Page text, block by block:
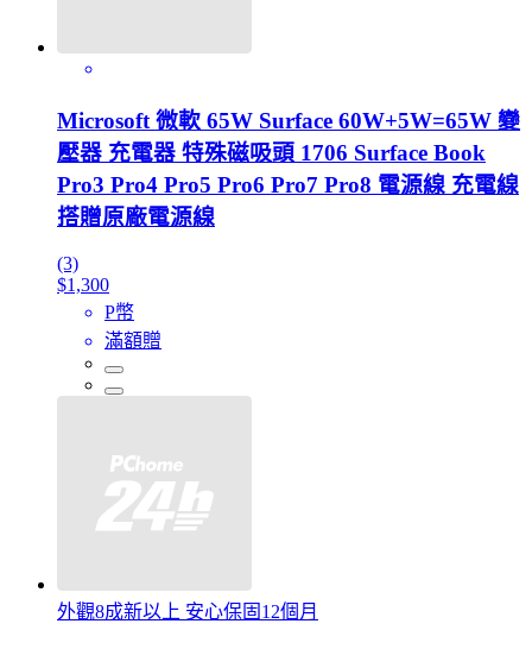
Microsoft 微軟 65W Surface 60W+5W=65W 變
壓器 充電器 特殊磁吸頭 1706 Surface Book
Pro3 Pro4 Pro5 Pro6 Pro7 Pro8 電源線 充電線
搭贈原廠電源線
(3)
$1,300
P幣
滿額贈
外觀8成新以上 安心保固12個月